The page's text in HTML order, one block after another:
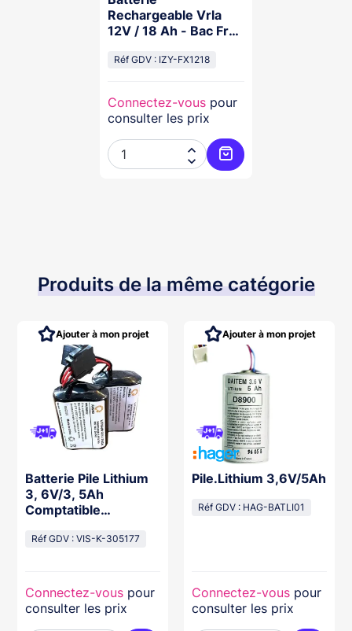
Rechargeable Vrla
12V / 18 Ah - Bac Fr
167 Mm
Réf GDV : IZY-FX1218
Connectez-vous pour
consulter les prix


Ajouter au panier
Produits de la même catégorie
Batterie Pile Lithium
3, 6V/3, 5Ah
Comptatible
Réf GDV : VIS-K-305177
Connectez-vous pour
consulter les prix
Ajouter à mon projet
Pile.Lithium 3,6V/5Ah
Réf GDV : HAG-BATLI01
Connectez-vous pour
consulter les prix
Ajouter à mon projet